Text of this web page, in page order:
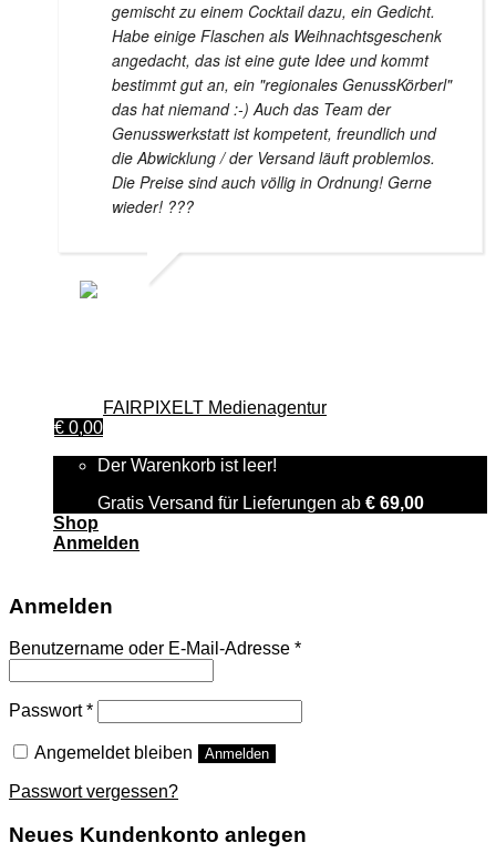
gemischt zu einem Cocktail dazu, ein Gedicht.
Habe einige Flaschen als Weihnachtsgeschenk
angedacht, das ist eine gute Idee und kommt
bestimmt gut an, ein "regionales GenussKörberl"
das hat niemand :-) Auch das Team der
Genusswerkstatt ist kompetent, freundlich und
die Abwicklung / der Versand läuft problemlos.
Die Preise sind auch völlig in Ordnung! Gerne
wieder! ???
FAIRPIXELT Medienagentur
€ 0,00
Der Warenkorb ist leer!
Gratis Versand für Lieferungen ab € 69,00
Shop
Anmelden
Anmelden
Benutzername oder E-Mail-Adresse *
Passwort*
Angemeldet bleiben Anmelden
Passwort vergessen?
Neues Kundenkonto anlegen